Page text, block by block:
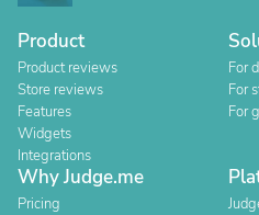
Product
Product reviews
Store reviews
Features
Widgets
Integrations
For
For
For
Why Judge.me
Pricing